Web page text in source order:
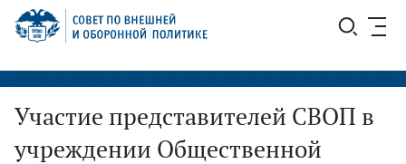
Перейти
СВОП
Участие представителей СВОП в
учреждении Общественной